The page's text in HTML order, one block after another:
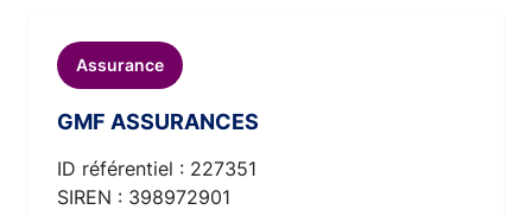
Assurance
GMF ASSURANCES
ID référentiel : 227351
SIREN : 398972901